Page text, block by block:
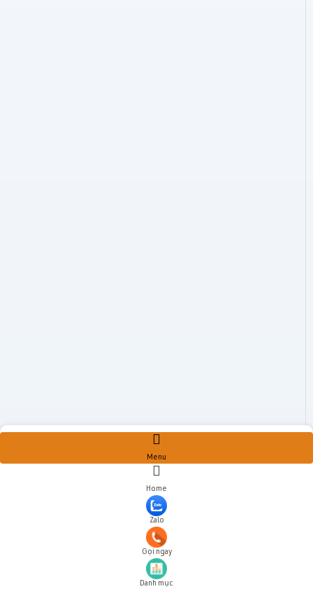
Menu
Home
Zalo
Gọi ngay
Danh mục